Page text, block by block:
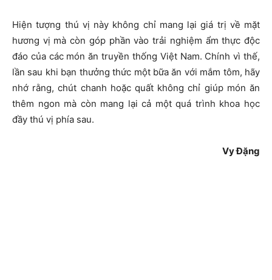
Hiện tượng thú vị này không chỉ mang lại giá trị về mặt
hương vị mà còn góp phần vào trải nghiệm ẩm thực độc
đáo của các món ăn truyền thống Việt Nam. Chính vì thế,
lần sau khi bạn thưởng thức một bữa ăn với mắm tôm, hãy
nhớ rằng, chút chanh hoặc quất không chỉ giúp món ăn
thêm ngon mà còn mang lại cả một quá trình khoa học
đầy thú vị phía sau.
Vy Đặng